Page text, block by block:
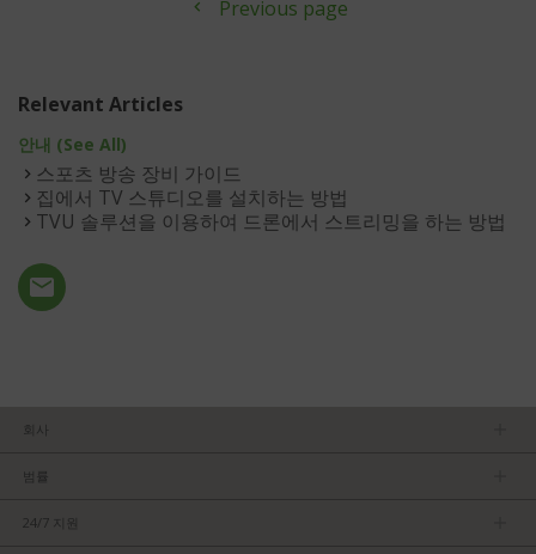
Previous page
Relevant Articles
안내 (See All)
스포츠 방송 장비 가이드
집에서 TV 스튜디오를 설치하는 방법
TVU 솔루션을 이용하여 드론에서 스트리밍을 하는 방법
회사
채용 정보
범률
24/7 지원